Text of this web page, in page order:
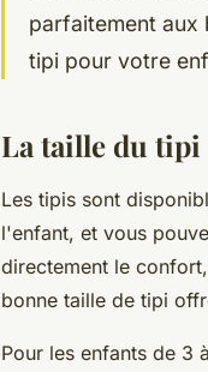
parfaitement aux
tipi pour votre
La taille du tipi
Les tipis sont
l'enfant, et vous
directement le
bonne taille de tipi
Pour les enfants de 3